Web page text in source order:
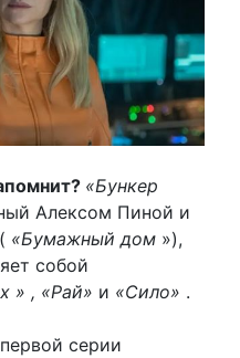
«Бункер
Алексом Пиной и
«Бумажный дом »),
собой
» , «Рай» и «Сило» .
серии